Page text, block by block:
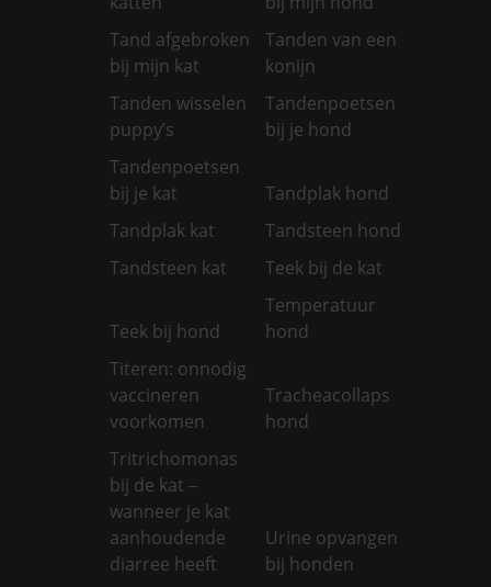
Tand afgebroken
bij mijn kat
Tanden van een
konijn
Tanden wisselen
puppy’s
Tandenpoetsen
bij je hond
Tandenpoetsen
bij je kat
Tandplak hond
Tandplak kat
Tandsteen hond
Tandsteen kat
Teek bij de kat
Teek bij hond
Temperatuur
hond
Titeren: onnodig
vaccineren
voorkomen
Tracheacollaps
hond
Tritrichomonas
bij de kat –
wanneer je kat
aanhoudende
diarree heeft
Urine opvangen
bij honden